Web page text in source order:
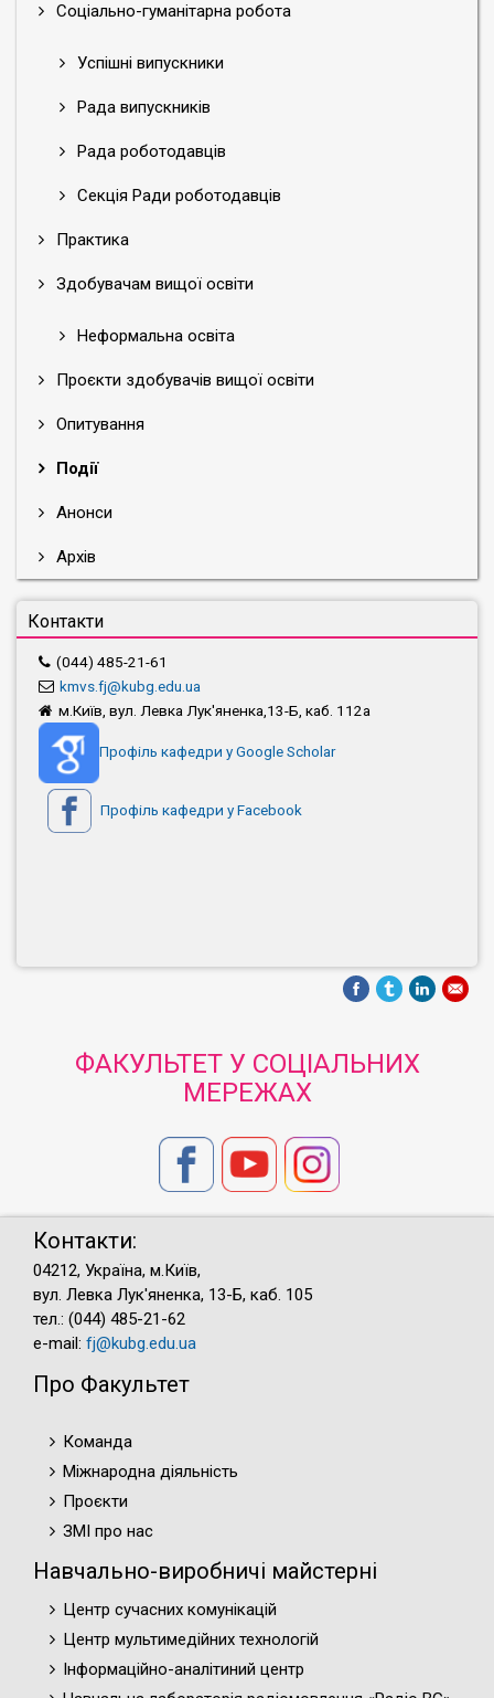
Соціально-гуманітарна робота
Успішні випускники
Рада випускників
Рада роботодавців
Секція Ради роботодавців
Практика
Здобувачам вищої освіти
Неформальна освіта
Проєкти здобувачів вищої освіти
Опитування
Події
Анонси
Архів
Контакти
(044) 485-21-61
kmvs.fj@kubg.edu.ua
м.Київ, вул. Левка Лук'яненка,13-Б, каб. 112а
Профіль кафедри у Google Scholar
Профіль кафедри у Facebook
ФАКУЛЬТЕТ У СОЦІАЛЬНИХ
МЕРЕЖАХ
Контакти:
04212, Україна, м.Київ,
вул. Левка Лук'яненка, 13-Б, каб. 105
тел.: (044) 485-21-62
e-mail: fj@kubg.edu.ua
Про Факультет
Команда
Міжнародна діяльність
Проєкти
ЗМІ про нас
Навчально-виробничі майстерні
Центр сучасних комунікацій
Центр мультимедійних технологій
Інформаційно-аналітиний центр